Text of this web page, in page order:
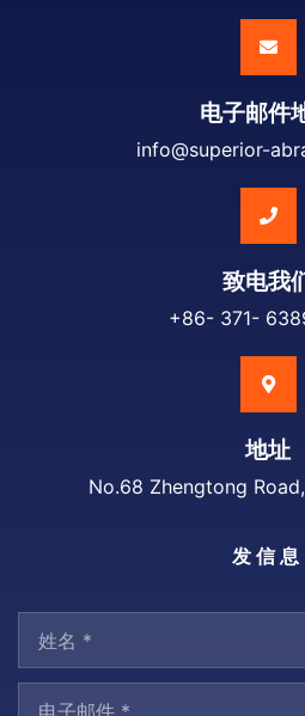
电子邮件
info@superior-
致电我
+86- 371-
地址
No.68 Zhengtong
发信息